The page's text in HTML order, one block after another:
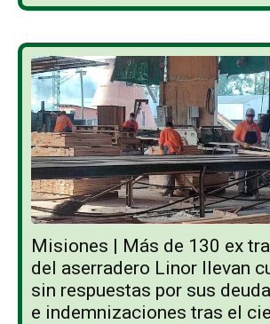
Misiones | Más de 130 ex
del aserradero Linor llevan
sin respuestas por sus
e indemnizaciones tras el